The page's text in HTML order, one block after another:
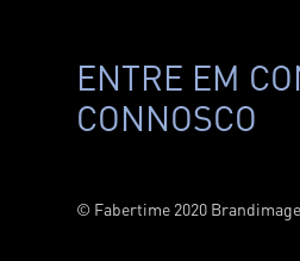
ENTRE EM
CONNOSCO
© Fabertime 2020 Brandimage